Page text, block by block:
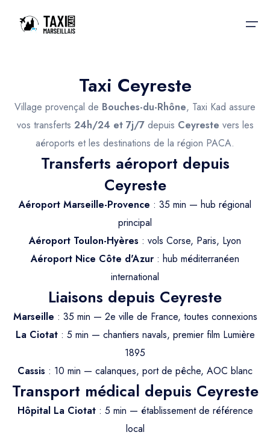
Nos services
Nos services
Taxis Aéroport
Trajet Port croisière
Trajet Santé
Trajet Longue Distance
Taxis aéroport
Actualités & évènements
Contactez-nous
Taxi Ceyreste
Village provençal de Bouches-du-Rhône, Taxi Kad assure
vos transferts 24h/24 et 7j/7depuis Ceyreste vers les
aéroports et les destinations de la région PACA.
Transferts aéroport depuis
Ceyreste
Aéroport Marseille-Provence : 35 min — hub régional
principal
Aéroport Toulon-Hyères : vols Corse, Paris, Lyon
Aéroport Nice Côte d'Azur : hub méditerranéen
international
Liaisons depuis Ceyreste
Marseille : 35 min — 2e ville de France, toutes connexions
La Ciotat: 5 min — chantiers navals, premier film Lumière
1895
Cassis : 10 min — calanques, port de pêche, AOC blanc
Transport médical depuis Ceyreste
Hôpital La Ciotat: 5 min — établissement de référence
local